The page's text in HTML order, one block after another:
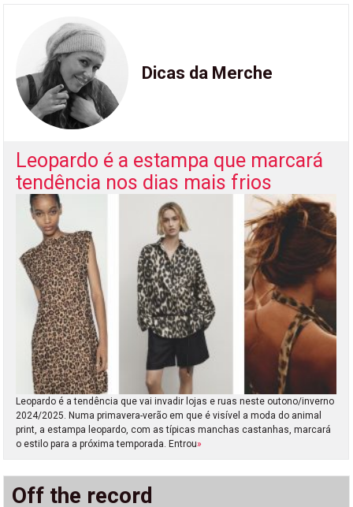
Dicas da Merche
Leopardo é a estampa que marcará
tendência nos dias mais frios
Leopardo é a tendência que vai invadir lojas e ruas neste outono/inverno
2024/2025. Numa primavera-verão em que é visível a moda do animal
print, a estampa leopardo, com as típicas manchas castanhas, marcará
o estilo para a próxima temporada. Entrou»
Off the record